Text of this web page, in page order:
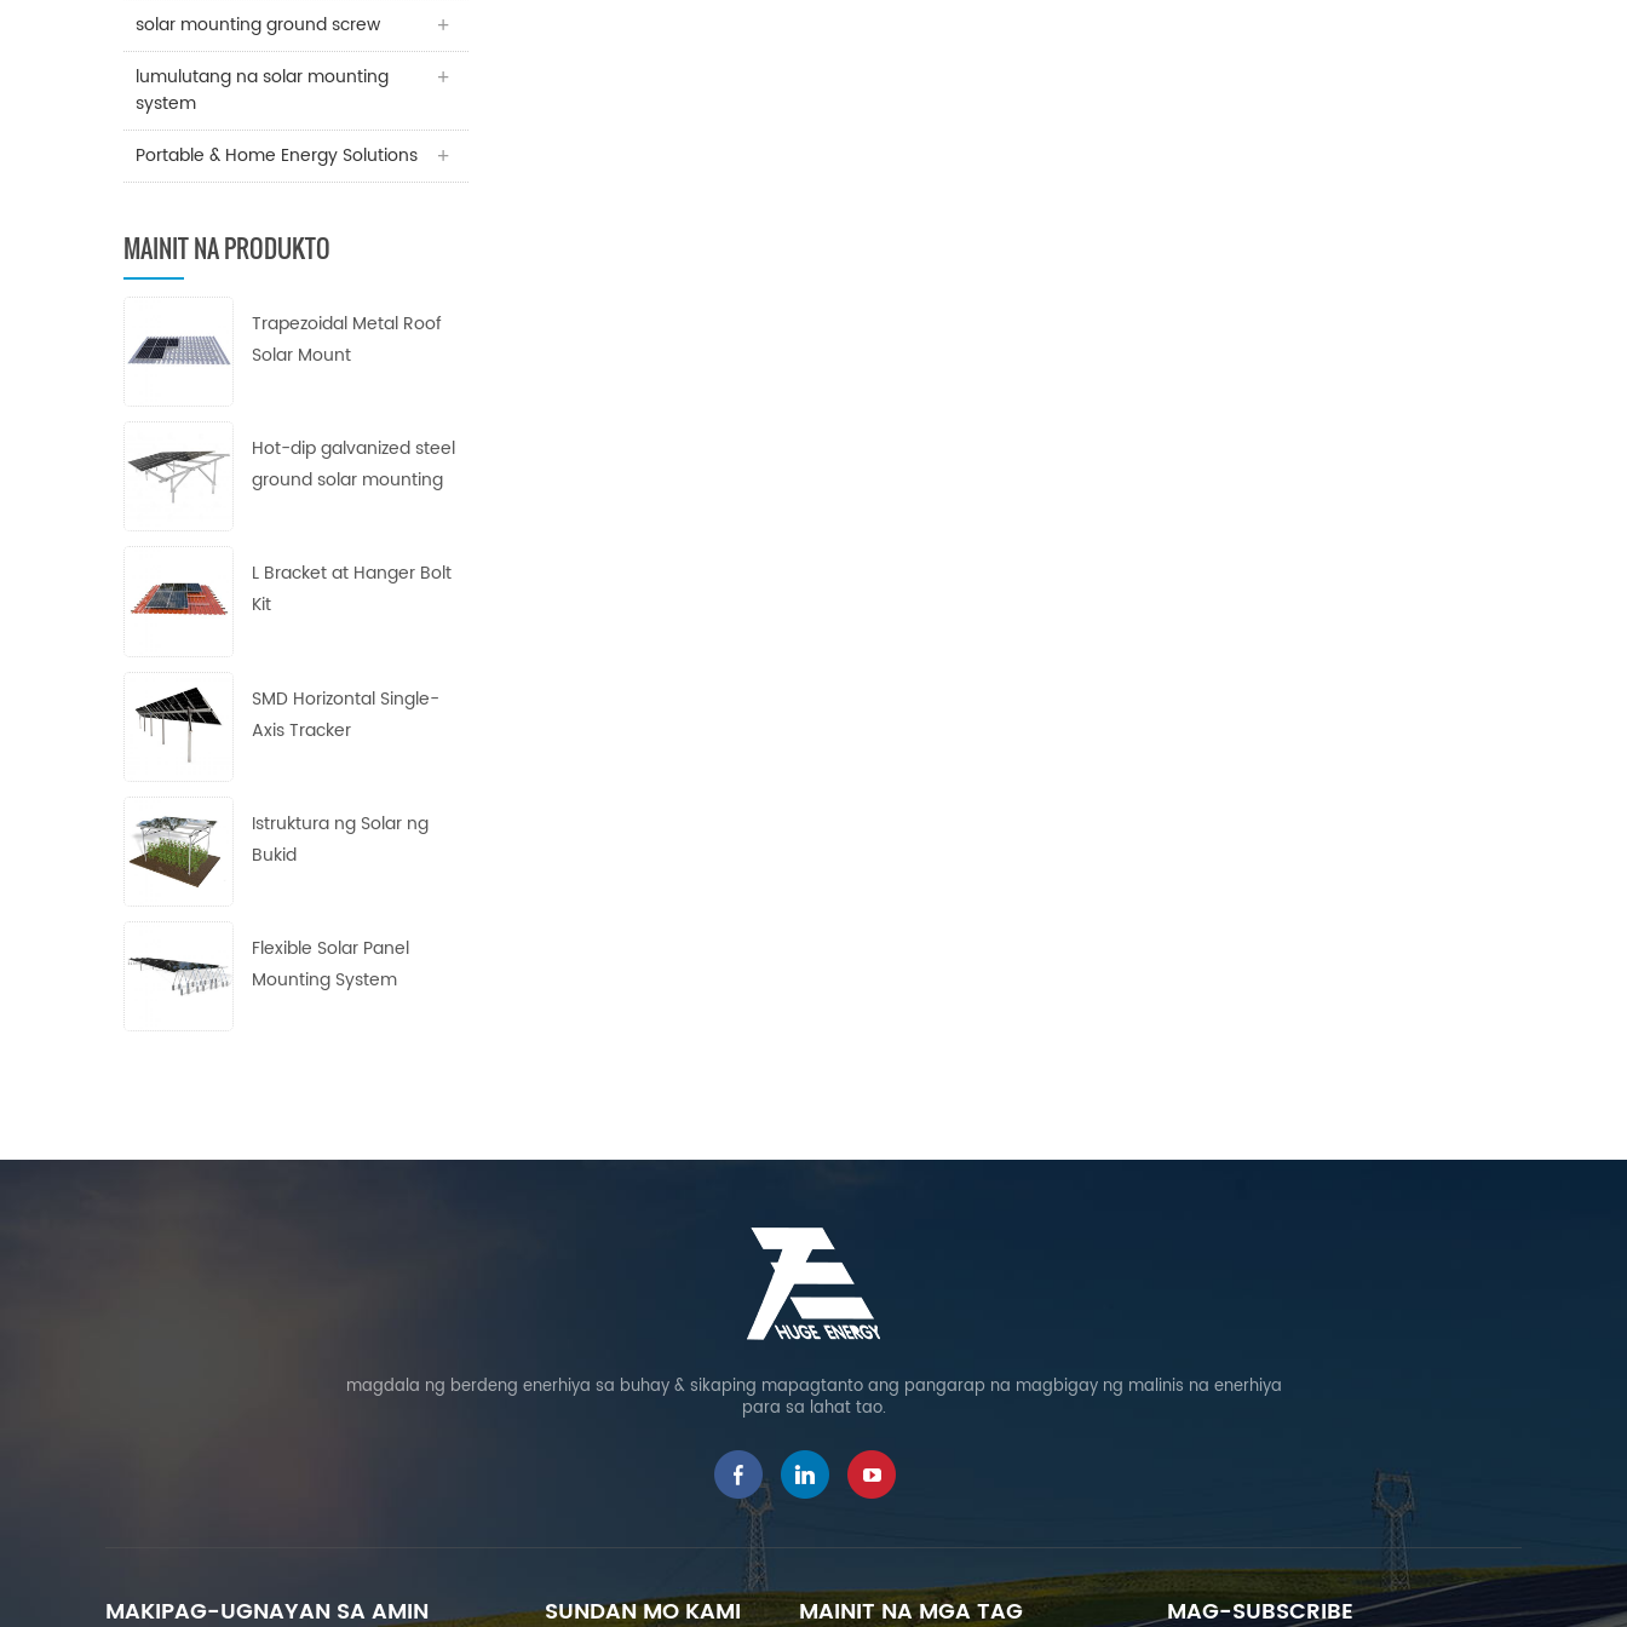
solar mounting ground screw
lumulutang na solar mounting
system
Portable & Home Energy Solutions
MAINIT NA PRODUKTO
Trapezoidal Metal Roof
Solar Mount
Hot-dip galvanized steel
ground solar mounting
L Bracket at Hanger Bolt
Kit
SMD Horizontal Single-
Axis Tracker
Istruktura ng Solar ng
Bukid
Flexible Solar Panel
Mounting System
magdala ng berdeng enerhiya sa buhay & sikaping mapagtanto ang pangarap na magbigay ng malinis na enerhiya
para sa lahat tao.
MAKIPAG-UGNAYAN SA AMIN SUNDAN MO KAMI MAINIT NA MGA TAG MAG-SUBSCRIBE